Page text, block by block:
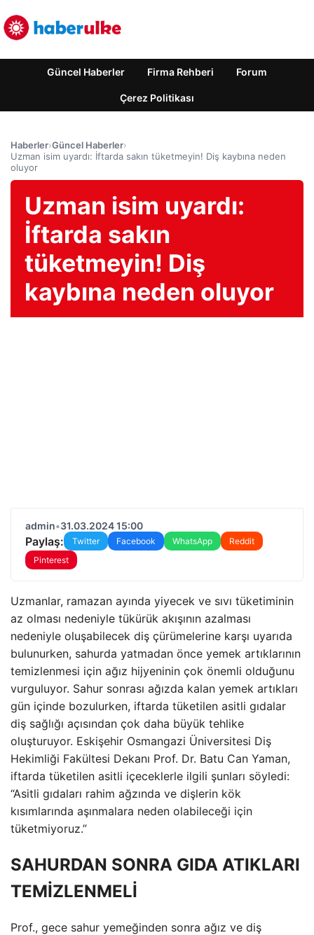
Güncel Haberler Firma Rehberi Forum
Çerez Politikası
Haberler›Güncel Haberler›
Uzman isim uyardı: İftarda sakın tüketmeyin! Diş kaybına neden
oluyor
Uzman isim uyardı:
İftarda sakın
tüketmeyin! Diş
kaybına neden oluyor
admin•31.03.2024 15:00
Paylaş: Twitter Facebook WhatsApp
Reddit
Pinterest
Uzmanlar, ramazan ayında yiyecek ve sıvı tüketiminin
az olması nedeniyle tükürük akışının azalması
nedeniyle oluşabilecek diş çürümelerine karşı uyarıda
bulunurken, sahurda yatmadan önce yemek artıklarının
temizlenmesi için ağız hijyeninin çok önemli olduğunu
vurguluyor. Sahur sonrası ağızda kalan yemek artıkları
gün içinde bozulurken, iftarda tüketilen asitli gıdalar
diş sağlığı açısından çok daha büyük tehlike
oluşturuyor. Eskişehir Osmangazi Üniversitesi Diş
Hekimliği Fakültesi Dekanı Prof. Dr. Batu Can Yaman,
iftarda tüketilen asitli içeceklerle ilgili şunları söyledi:
“Asitli gıdaları rahim ağzında ve dişlerin kök
kısımlarında aşınmalara neden olabileceği için
tüketmiyoruz.”
SAHURDAN SONRA GIDA ATIKLARI
TEMİZLENMELİ
Prof., gece sahur yemeğinden sonra ağız ve diş